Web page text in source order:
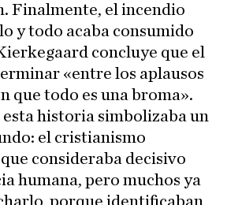
Finalmente, el incendio
y todo acaba consumido
concluye que el
«entre los aplausos
que todo es una broma».
historia simbolizaba un
el cristianismo
consideraba decisivo
humana, pero muchos ya
porque identificaban